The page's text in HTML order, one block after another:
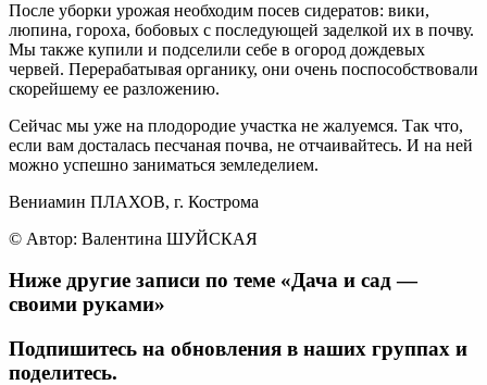
После уборки урожая необходим посев сидератов: вики,
люпина, гороха, бобовых с последующей заделкой их в почву.
Мы также купили и подселили себе в огород дождевых
червей. Перерабатывая органику, они очень поспособствовали
скорейшему ее разложению.
Сейчас мы уже на плодородие участка не жалуемся. Так что,
если вам досталась песчаная почва, не отчаивайтесь. И на ней
можно успешно заниматься земледелием.
Вениамин ПЛАХОВ, г. Кострома
© Автор: Валентина ШУЙСКАЯ
Ниже другие записи по теме «Дача и сад —
своими руками»
Подпишитесь на обновления в наших группах и
поделитесь.